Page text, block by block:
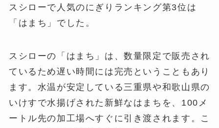
スシローで人気のにぎりランキング第3位は
「はまち」でした。
スシローの「はまち」は、数量限定で販売され
ているため遅い時間には完売ということもあり
ます。水温が安定している三重県や和歌山県の
いけすで水揚げされた新鮮なはまちを、100メ
ートル先の加工場へすぐに引き渡されます。こ